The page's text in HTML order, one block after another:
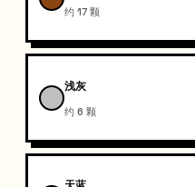
约 17 颗
浅灰
约 6 颗